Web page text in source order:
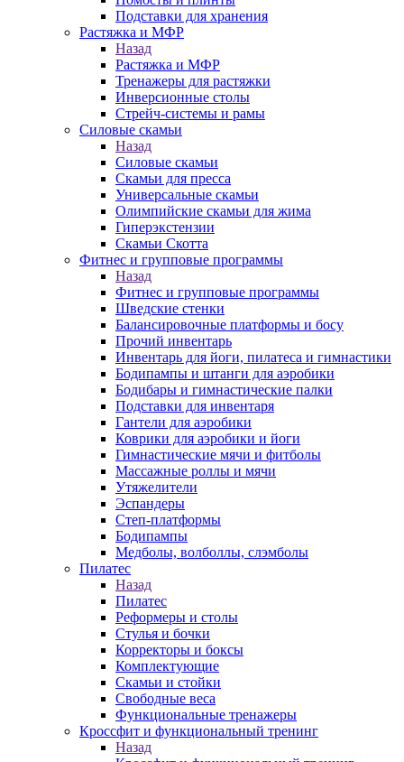
Подставки для хранения
Растяжка и МФР
Назад
Растяжка и МФР
Тренажеры для растяжки
Инверсионные столы
Стрейч-системы и рамы
Силовые скамьи
Назад
Силовые скамьи
Скамьи для пресса
Универсальные скамьи
Олимпийские скамьи для жима
Гиперэкстензии
Скамьи Скотта
Фитнес и групповые программы
Назад
Фитнес и групповые программы
Шведские стенки
Балансировочные платформы и босу
Прочий инвентарь
Инвентарь для йоги, пилатеса и гимнастики
Бодипампы и штанги для аэробики
Бодибары и гимнастические палки
Подставки для инвентаря
Гантели для аэробики
Коврики для аэробики и йоги
Гимнастические мячи и фитболы
Массажные роллы и мячи
Утяжелители
Эспандеры
Степ-платформы
Бодипампы
Медболы, волболлы, слэмболы
Пилатес
Назад
Пилатес
Реформеры и столы
Стулья и бочки
Корректоры и боксы
Комплектующие
Скамьи и стойки
Свободные веса
Функциональные тренажеры
Кроссфит и функциональный тренинг
Назад